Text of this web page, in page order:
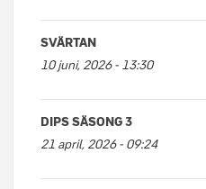
SVÄRTAN
10 juni, 2026 - 13:30
DIPS SÄSONG 3
21 april, 2026 - 09:24